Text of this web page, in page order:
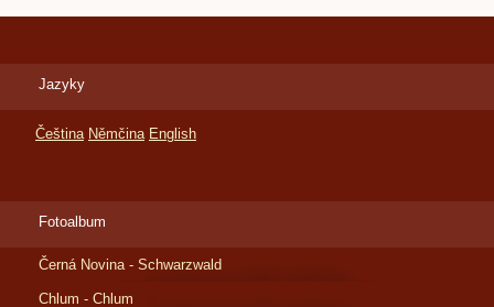
Jazyky
Čeština Němčina English
Fotoalbum
Černá Novina - Schwarzwald
Chlum - Chlum